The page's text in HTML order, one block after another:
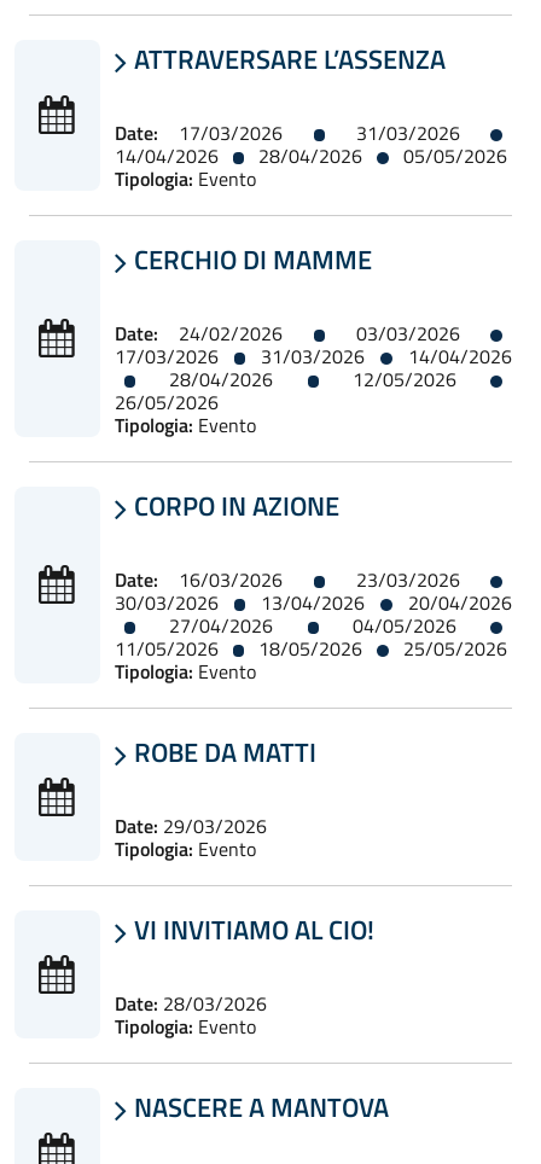
 ATTRAVERSARE L’ASSENZA
Date: 17/03/2026 31/03/2026
14/04/2026 28/04/2026 05/05/2026
Tipologia: Evento
 CERCHIO DI MAMME
Date: 24/02/2026 03/03/2026
17/03/2026 31/03/2026 14/04/2026
28/04/2026 12/05/2026
26/05/2026
Tipologia: Evento
 CORPO IN AZIONE
Date: 16/03/2026 23/03/2026
30/03/2026 13/04/2026 20/04/2026
27/04/2026 04/05/2026
11/05/2026 18/05/2026 25/05/2026
Tipologia: Evento
 ROBE DA MATTI
Date: 29/03/2026
Tipologia: Evento
 VI INVITIAMO AL CIO!
Date: 28/03/2026
Tipologia: Evento
 NASCERE A MANTOVA